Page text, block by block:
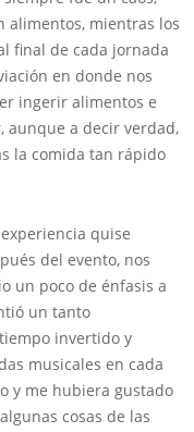
alimentos, mientras los
final de cada jornada
en donde nos
ingerir alimentos e
aunque a decir verdad,
la comida tan rápido
quise
del evento, nos
un poco de énfasis a
un tanto
invertido y
musicales en cada
y me hubiera gustado
cosas de las